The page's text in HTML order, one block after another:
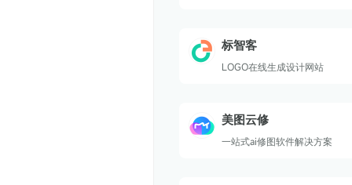
标智客
LOGO在线生成设计网站
美图云修
一站式ai修图软件解决方案